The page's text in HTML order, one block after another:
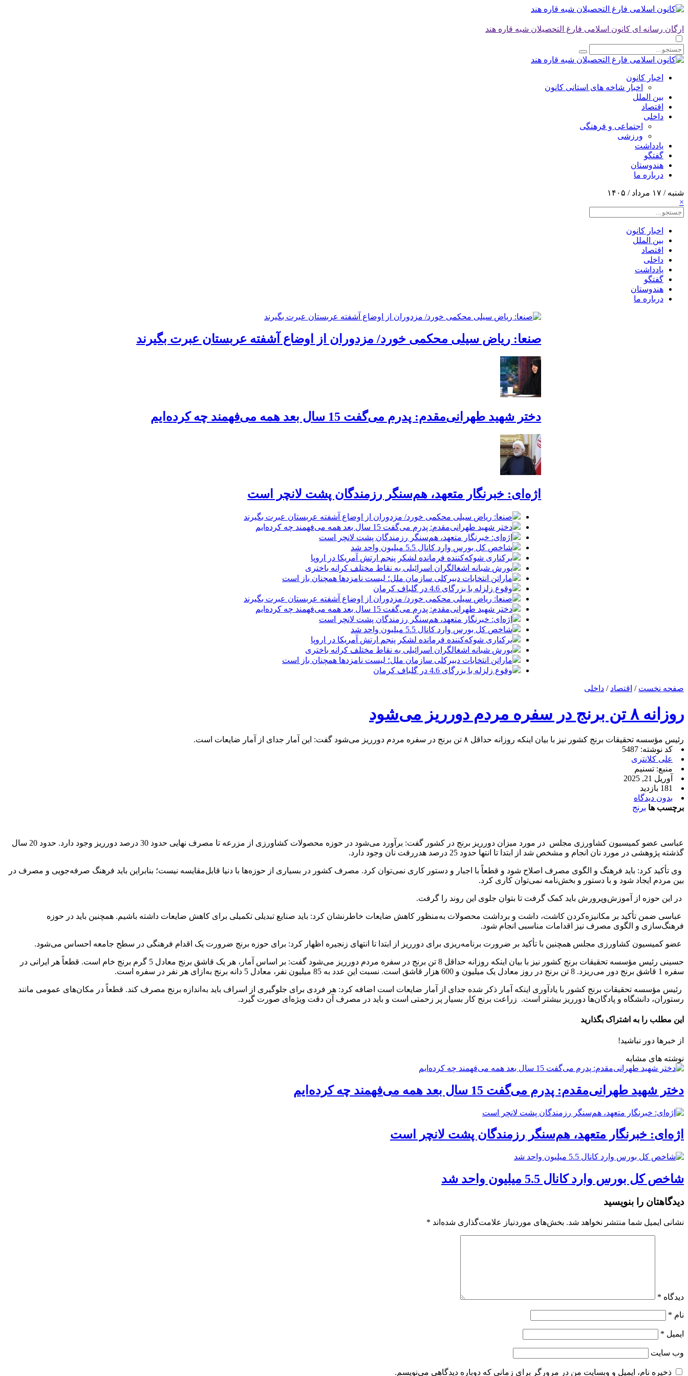
ارگان رسانه ای کانون اسلامی فارغ التحصیلان شبه قاره هند
اخبار کانون
اخبار شاخه های استانی کانون
بین الملل
اقتصاد
داخلی
اجتماعی و فرهنگی
ورزشی
یادداشت
گفتگو
هندوستان
درباره ما
شنبه / ۱۷ مرداد / ۱۴۰۵
×
اخبار کانون
بین الملل
اقتصاد
داخلی
یادداشت
گفتگو
هندوستان
درباره ما
صنعا: ریاض سیلی محکمی خورد/ مزدوران از اوضاع آشفته عربستان عبرت بگیرند
دختر شهید طهرانی‌مقدم: پدرم می‌گفت 15 سال بعد همه می‌فهمند چه کرده‌ایم
اژه‌ای: خبرنگار متعهد، هم‌سنگر رزمندگان پشت لانچر است
صنعا: ریاض سیلی محکمی خورد/ مزدوران از اوضاع آشفته عربستان عبرت بگیرند
دختر شهید طهرانی‌مقدم: پدرم می‌گفت 15 سال بعد همه می‌فهمند چه کرده‌ایم
اژه‌ای: خبرنگار متعهد، هم‌سنگر رزمندگان پشت لانچر است
شاخص کل بورس وارد کانال 5.5 میلیون واحد شد
برکناری شوکه‌کننده فرمانده لشکر پنجم ارتش آمریکا در اروپا
یورش شبانه اشغالگران اسرائیلی به نقاط مختلف کرانه باختری
ماراتن انتخابات دبیرکلی سازمان ملل؛ لیست نامزدها همچنان باز است
وقوع زلزله با بزرگای 4.6 در گلباف کرمان
صنعا: ریاض سیلی محکمی خورد/ مزدوران از اوضاع آشفته عربستان عبرت بگیرند
دختر شهید طهرانی‌مقدم: پدرم می‌گفت 15 سال بعد همه می‌فهمند چه کرده‌ایم
اژه‌ای: خبرنگار متعهد، هم‌سنگر رزمندگان پشت لانچر است
شاخص کل بورس وارد کانال 5.5 میلیون واحد شد
برکناری شوکه‌کننده فرمانده لشکر پنجم ارتش آمریکا در اروپا
یورش شبانه اشغالگران اسرائیلی به نقاط مختلف کرانه باختری
ماراتن انتخابات دبیرکلی سازمان ملل؛ لیست نامزدها همچنان باز است
وقوع زلزله با بزرگای 4.6 در گلباف کرمان
صفحه نخست / اقتصاد / داخلی
روزانه ۸ تن برنج در سفره مردم دورریز می‌شود
رئیس مؤسسه تحقیقات برنج کشور نیز با بیان اینکه روزانه حداقل ۸ تن برنج در سفره مردم دورریز می‌شود گفت: این آمار جدای از آمار ضایعات است.
کد نوشته: 5487
علی کلانتری
منبع: تسنیم
آوریل 21, 2025
181 بازدید
بدون دیدگاه
برچسب ها برنج
عباسی عضو کمیسیون کشاورزی مجلس در مورد میزان دورریز برنج در کشور گفت: برآورد می‌شود در حوزه محصولات کشاورزی از مزرعه تا مصرف نهایی حدود 30 درصد دورریز وجود دارد. حدود 20 سال
گذشته پژوهشی در مورد نان انجام و مشخص شد از ابتدا تا انتها حدود 25 درصد هدررفت نان وجود دارد.
وی تأکید کرد: باید فرهنگ و الگوی مصرف اصلاح شود و قطعاً با اجبار و دستور کاری نمی‌توان کرد. مصرف کشور در بسیاری از حوزه‌ها با دنیا قابل‌مقایسه نیست؛ بنابراین باید فرهنگ صرفه‌جویی و مصرف در
بین مردم ایجاد شود و با دستور و بخش‌نامه نمی‌توان کاری کرد.
در این حوزه از آموزش‌وپرورش باید کمک گرفت تا بتوان جلوی این روند را گرفت.
عباسی ضمن تأکید بر مکانیزه‌کردن کاشت، داشت و برداشت محصولات به‌منظور کاهش ضایعات خاطرنشان کرد: باید صنایع تبدیلی تکمیلی برای کاهش ضایعات داشته باشیم. همچنین باید در حوزه
فرهنگ‌سازی و الگوی مصرف نیز اقدامات مناسبی انجام شود.
عضو کمیسیون کشاورزی مجلس همچنین با تأکید بر ضرورت برنامه‌ریزی برای دورریز از ابتدا تا انتهای زنجیره اظهار کرد: برای حوزه برنج ضرورت یک اقدام فرهنگی در سطح جامعه احساس می‌شود.
حسینی رئیس مؤسسه تحقیقات برنج کشور نیز با بیان اینکه روزانه حداقل 8 تن برنج در سفره مردم دورریز می‌شود گفت: بر اساس آمار، هر یک قاشق برنج معادل 5 گرم برنج خام است. قطعاً هر ایرانی در
سفره 1 قاشق برنج دور می‌ریزد. 8 تن برنج در روز معادل یک میلیون و 600 هزار قاشق است. نسبت این عدد به 85 میلیون نفر، معادل 5 دانه برنج به‌ازای هر نفر در سفره است.
رئیس مؤسسه تحقیقات برنج کشور با یادآوری اینکه آمار ذکر شده جدای از آمار ضایعات است اضافه کرد: هر فردی برای جلوگیری از اسراف باید به‌اندازه برنج مصرف کند. قطعاً در مکان‌های عمومی مانند
رستوران، دانشگاه و پادگان‌ها دورریز بیشتر است. زراعت برنج‌ کار بسیار پر زحمتی است و باید در مصرف آن دقت ویژه‌ای صورت گیرد.
این مطلب را به اشتراک بگذارید
از خبرها دور نباشید!
نوشته های مشابه
دختر شهید طهرانی‌مقدم: پدرم می‌گفت 15 سال بعد همه می‌فهمند چه کرده‌ایم
اژه‌ای: خبرنگار متعهد، هم‌سنگر رزمندگان پشت لانچر است
شاخص کل بورس وارد کانال 5.5 میلیون واحد شد
دیدگاهتان را بنویسید
نشانی ایمیل شما منتشر نخواهد شد. بخش‌های موردنیاز علامت‌گذاری شده‌اند *
دیدگاه *
نام *
ایمیل *
وب‌ سایت
ذخیره نام، ایمیل و وبسایت من در مرورگر برای زمانی که دوباره دیدگاهی می‌نویسم.